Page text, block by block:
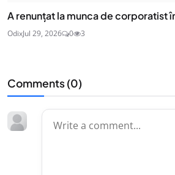
A renunțat la munca de corporatist
OdixJul 29, 2026 0 3
Comments (0)